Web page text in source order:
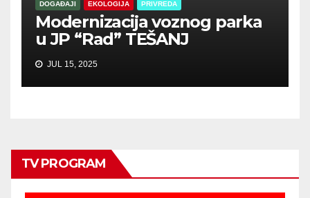
DOGAĐAJI EKOLOGIJA PRIVREDA
Modernizacija voznog parka
u JP “Rad” TEŠANJ
JUL 15, 2025
TV PROGRAM